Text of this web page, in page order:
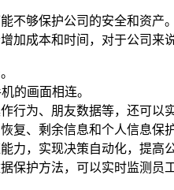
不够保护公司的安全和资产。
加成本和时间，对于公司来
的画面相连。
为、朋友数据等，还可以
、剩余信息和个人信息保
力，实现决策自动化，提高
保护方法，可以实时监测